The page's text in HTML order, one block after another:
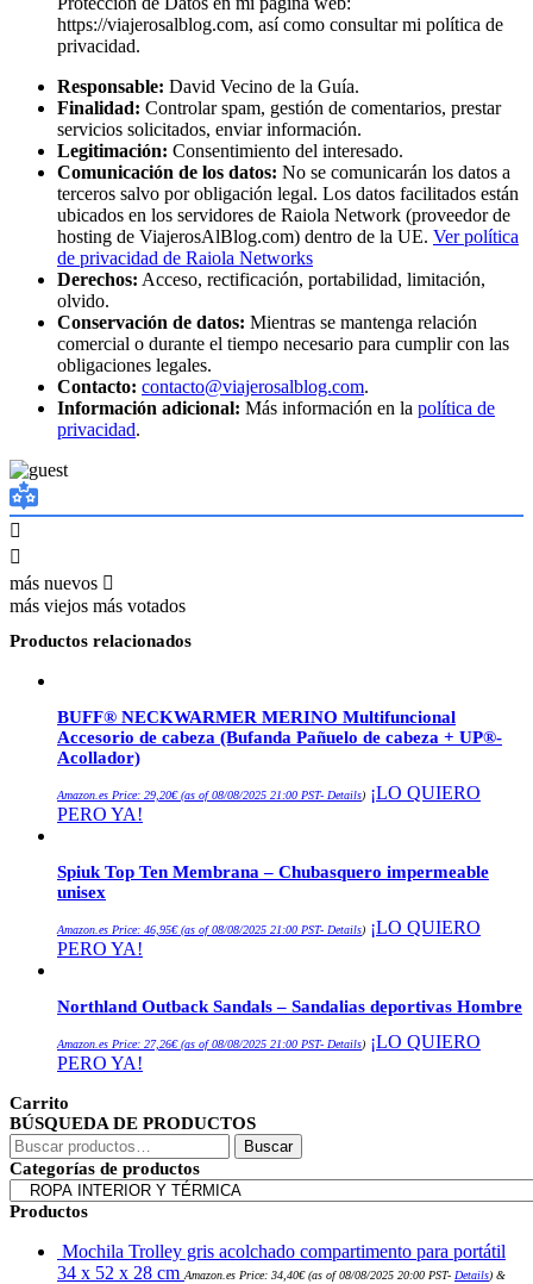
https://viajerosalblog.com, así como consultar mi política de
privacidad.
Responsable: David Vecino de la Guía.
Finalidad: Controlar spam, gestión de comentarios, prestar
servicios solicitados, enviar información.
Legitimación: Consentimiento del interesado.
Comunicación de los datos: No se comunicarán los datos a
terceros salvo por obligación legal. Los datos facilitados están
ubicados en los servidores de Raiola Network (proveedor de
hosting de ViajerosAlBlog.com) dentro de la UE. Ver política
de privacidad de Raiola Networks
Derechos: Acceso, rectificación, portabilidad, limitación,
olvido.
Conservación de datos: Mientras se mantenga relación
comercial o durante el tiempo necesario para cumplir con las
obligaciones legales.
Contacto: contacto@viajerosalblog.com.
Información adicional: Más información en la política de
privacidad.
más nuevos
más viejos más votados
Productos relacionados
BUFF® NECKWARMER MERINO Multifuncional
Accesorio de cabeza (Bufanda Pañuelo de cabeza + UP®-
Acollador)
Amazon.es Price: 29,20€(as of 08/08/2025 21:00 PST- Details) ¡LO QUIERO
PERO YA!
Spiuk Top Ten Membrana – Chubasquero impermeable
unisex
Amazon.es Price: 46,95€(as of 08/08/2025 21:00 PST- Details) ¡LO QUIERO
PERO YA!
Northland Outback Sandals – Sandalias deportivas Hombre
Amazon.es Price: 27,26€(as of 08/08/2025 21:00 PST- Details) ¡LO QUIERO
PERO YA!
Carrito
BÚSQUEDA DE PRODUCTOS
Buscar
por:
Buscar
Categorías de productos
Productos
Mochila Trolley gris acolchado compartimento para portátil
34 x 52 x 28 cm Amazon.es Price: 34,40€(as of 08/08/2025 20:00 PST- Details) &